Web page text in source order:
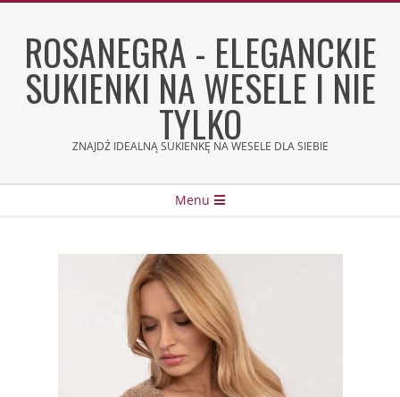
contentROSANEGRA - ELEGANCKIE
SUKIENKI NA WESELE I NIE
TYLKO
ZNAJDŹ IDEALNĄ SUKIENKĘ NA WESELE DLA SIEBIE
Menu